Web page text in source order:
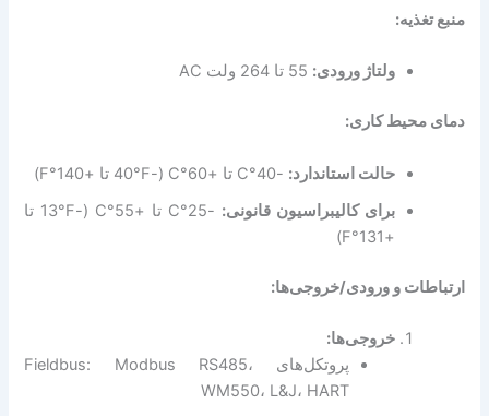
منبع تغذیه:
ولتاژ ورودی:
دمای محیط کاری:
حالت استاندارد: -40°C تا +60°C (-40°F تا +140°F)
برای کالیبراسیون قانونی:
-25°C تا +55°C (-13°F تا
+131°F)
ارتباطات و ورودی/خروجی‌ها:
خروجی‌ها:
پروتکل‌های Fieldbus: Modbus RS485،
WM550، L&J، HART